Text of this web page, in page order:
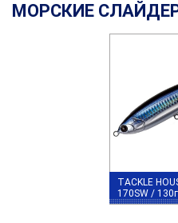
МОРСКИЕ
TACKLE
170SW /